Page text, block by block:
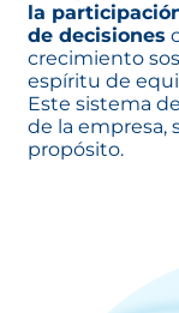
la
de decisiones
crecimiento
espíritu de
Este sistema
de la empresa,
propósito.